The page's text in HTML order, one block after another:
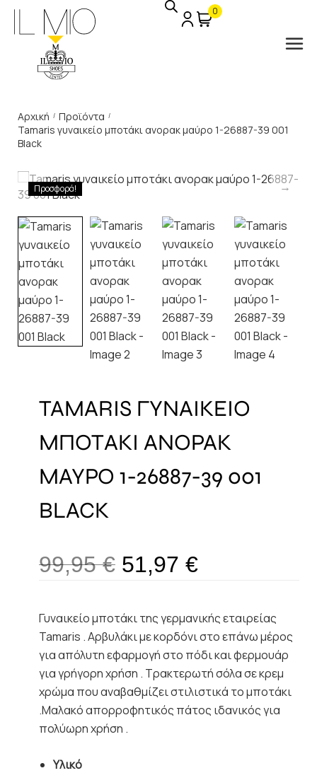
0
Αρχική / Προϊόντα /
Tamaris γυναικείο μποτάκι ανορακ μαύρο 1-26887-39 001
Black
Προσφορά!
TAMARIS ΓΥΝΑΙΚΕΙΟ
ΜΠΟΤΑΚΙ ΑΝΟΡΑΚ
ΜΑΥΡΟ 1-26887-39 001
BLACK
99,95€ 51,97 €
Γυναικείο μποτάκι της γερμανικής εταιρείας
Tamaris . Αρβυλάκι με κορδόνι στο επάνω μέρος
για απόλυτη εφαρμογή στο πόδι και φερμουάρ
για γρήγορη χρήση . Τρακτερωτή σόλα σε κρεμ
χρώμα που αναβαθμίζει στιλιστικά το μποτάκι
.Μαλακό απορροφητικός πάτος ιδανικός για
πολύωρη χρήση .
Υλικό